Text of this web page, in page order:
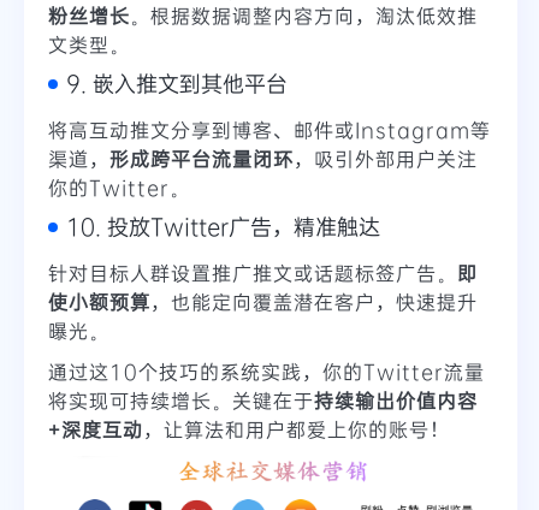
粉丝增长。根据数据调整内容方向，淘汰低效推
文类型。
9. 嵌入推文到其他平台
将高互动推文分享到博客、邮件或Instagram等
渠道， 形成跨平台流量闭环，吸引外部用户关注
你的Twitter。
10. 投放Twitter广告，精准触达
针对目标人群设置推广推文或话题标签广告。 即
使小额预算，也能定向覆盖潜在客户，快速提升
曝光。
通过这10个技巧的系统实践，你的Twitter流量
将实现可持续增长。关键在于持续输出价值内容
+深度互动，让算法和用户都爱上你的账号！